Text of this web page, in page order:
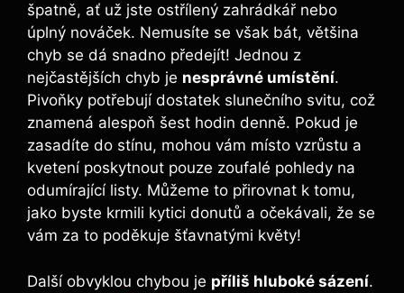
špatně, ať už jste ostřílený zahrádkář nebo
úplný nováček. Nemusíte se však bát, většina
chyb se dá snadno předejít! Jednou z
nejčastějších chyb je nesprávné umístění.
Pivoňky potřebují dostatek slunečního svitu, což⁣
znamená alespoň šest hodin denně. Pokud je
zasadíte ⁢do stínu, mohou ⁤vám ‌místo vzrůstu a
kvetení poskytnout pouze zoufalé pohledy‌ na
odumírající listy. Můžeme to přirovnat k tomu,
jako byste krmili kytici ‌donutů a očekávali, že se
vám za to poděkuje šťavnatými květy!
Další obvyklou chybou je příliš hluboké sázení.